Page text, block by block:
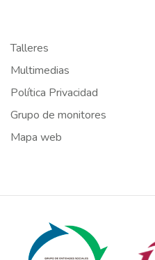
Talleres
Multimedias
Política Privacidad
Grupo de monitores
Mapa web